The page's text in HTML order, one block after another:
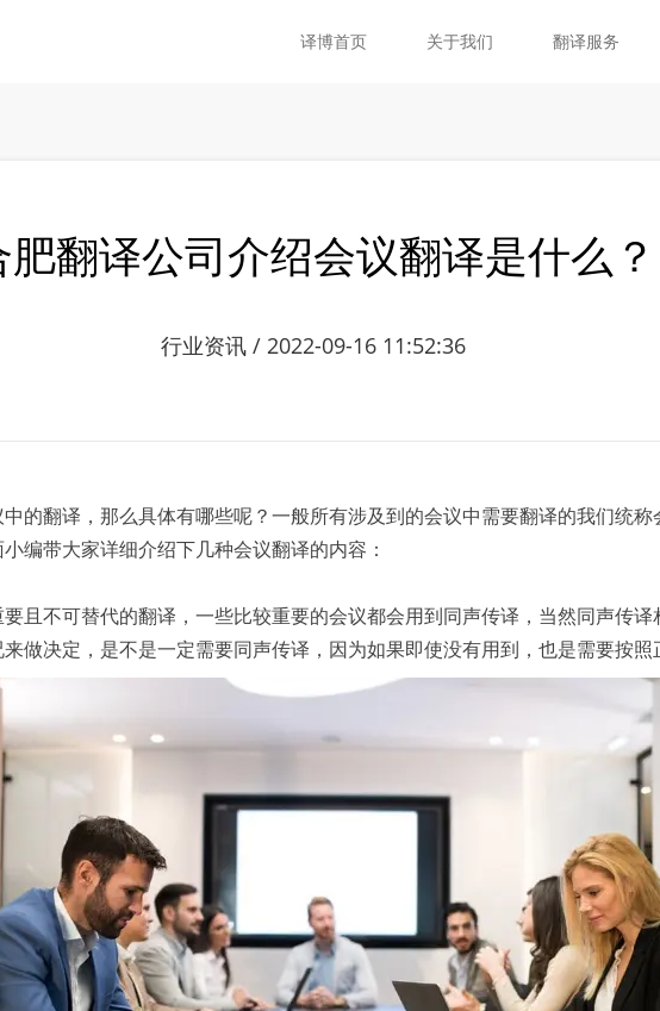
译博首页 关于我们 翻译服务
肥翻译公司介绍会议翻译是什么？
行业资讯 / 2022-09-16 11:52:36
翻译，那么具体有哪些呢？一般所有涉及到的会议中需要翻译的我们统称
编带大家详细介绍下几种会议翻译的内容：
不可替代的翻译，一些比较重要的会议都会用到同声传译，当然同声传译
做决定，是不是一定需要同声传译，因为如果即使没有用到，也是需要按照